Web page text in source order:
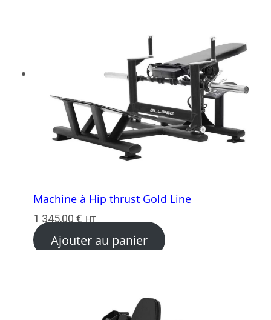
Machine à Hip thrust Gold Line
1 345,00 € HT
Ajouter au panier